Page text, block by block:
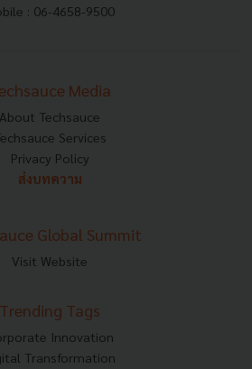
: 06-4658-9500
Media
About Techsauce
Services
Privacy Policy
ส่งบทความ
Global Summit
Visit Website
Trending Tags
Innovation
Transformation